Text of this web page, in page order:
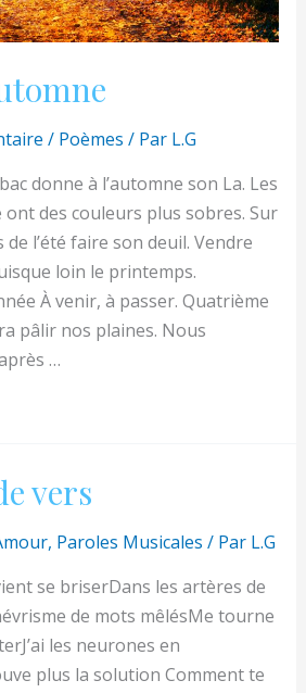
/ Poèmes / Par L.G
donne à l’automne son La. Les
ont des couleurs plus sobres. Sur
l’été faire son deuil. Vendre
loin le printemps.
À venir, à passer. Quatrième
pâlir nos plaines. Nous
…
vers
, Paroles Musicales / Par L.G
se briserDans les artères de
de mots mêlésMe tourne
les neurones en
plus la solution Comment te